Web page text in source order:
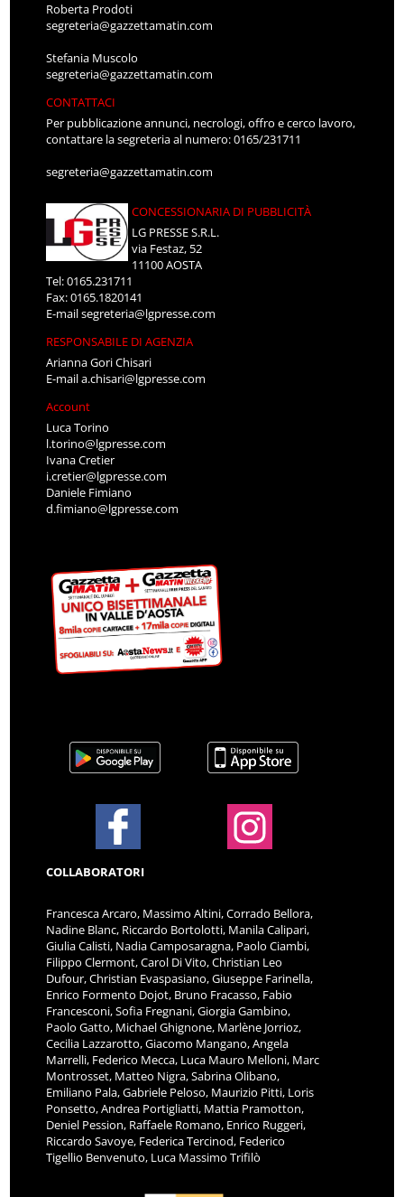
Roberta Prodoti
segreteria@gazzettamatin.com
Stefania Muscolo
segreteria@gazzettamatin.com
CONTATTACI
Per pubblicazione annunci, necrologi, offro e cerco lavoro,
contattare la segreteria al numero: 0165/231711
segreteria@gazzettamatin.com
CONCESSIONARIA DI PUBBLICITÀ
LG PRESSE S.R.L.
via Festaz, 52
11100 AOSTA
Tel: 0165.231711
Fax: 0165.1820141
E-mailsegreteria@lgpresse.com
RESPONSABILE DI AGENZIA
Arianna Gori Chisari
E-maila.chisari@lgpresse.com
Account
Luca Torino
l.torino@lgpresse.com
Ivana Cretier
i.cretier@lgpresse.com
Daniele Fimiano
d.fimiano@lgpresse.com
COLLABORATORI
Francesca Arcaro, Massimo Altini, Corrado Bellora,
Nadine Blanc, Riccardo Bortolotti, Manila Calipari,
Giulia Calisti, Nadia Camposaragna, Paolo Ciambi,
Filippo Clermont, Carol Di Vito, Christian Leo
Dufour, Christian Evaspasiano, Giuseppe Farinella,
Enrico Formento Dojot, Bruno Fracasso, Fabio
Francesconi, Sofia Fregnani, Giorgia Gambino,
Paolo Gatto, Michael Ghignone, Marlène Jorrioz,
Cecilia Lazzarotto, Giacomo Mangano, Angela
Marrelli, Federico Mecca, Luca Mauro Melloni, Marc
Montrosset, Matteo Nigra, Sabrina Olibano,
Emiliano Pala, Gabriele Peloso, Maurizio Pitti, Loris
Ponsetto, Andrea Portigliatti, Mattia Pramotton,
Deniel Pession, Raffaele Romano, Enrico Ruggeri,
Riccardo Savoye, Federica Tercinod, Federico
Tigellio Benvenuto, Luca Massimo Trifilò